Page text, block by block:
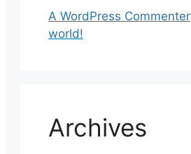
A WordPress Commenter
world!
Archives